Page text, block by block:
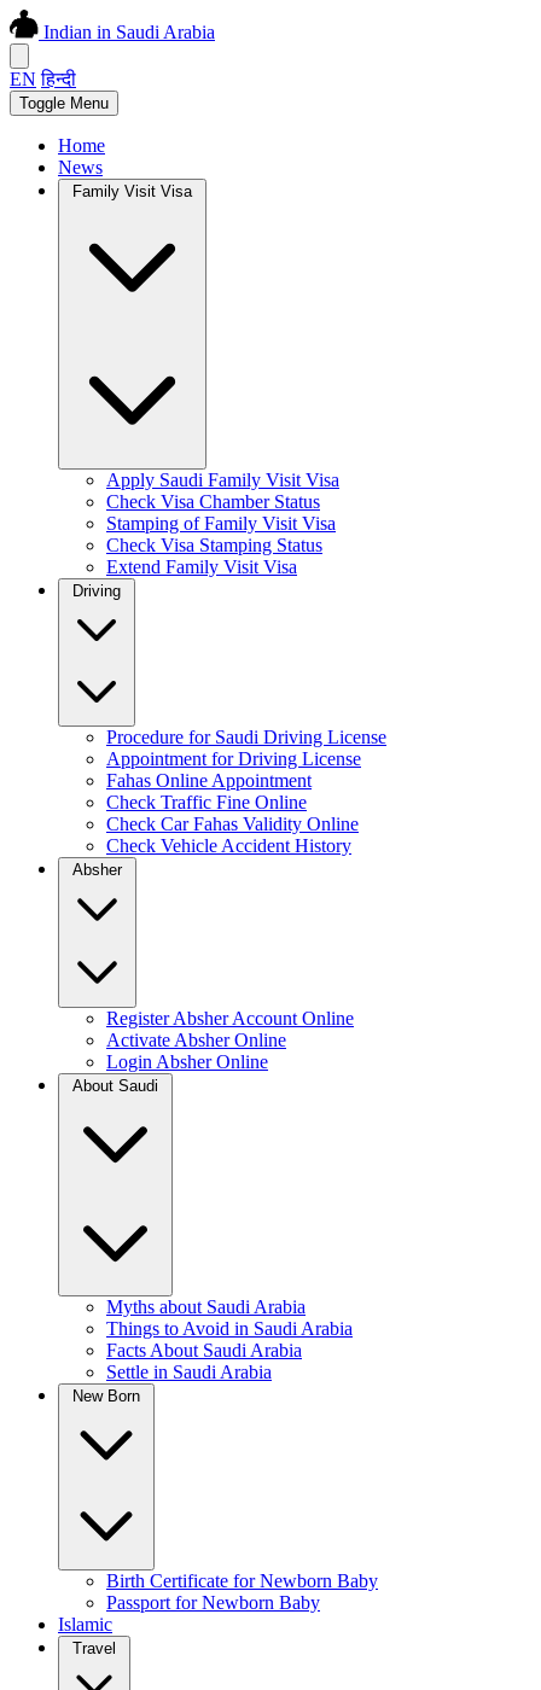
Indian in Saudi Arabia
EN हिन्दी
Toggle Menu
Home
News
Family Visit Visa
Apply Saudi Family Visit Visa
Check Visa Chamber Status
Stamping of Family Visit Visa
Check Visa Stamping Status
Extend Family Visit Visa
Procedure for Saudi Driving License
Appointment for Driving License
Fahas Online Appointment
Check Traffic Fine Online
Check Car Fahas Validity Online
Check Vehicle Accident History
Absher
Register Absher Account Online
Activate Absher Online
Login Absher Online
Myths about Saudi Arabia
Things to Avoid in Saudi Arabia
Facts About Saudi Arabia
Settle in Saudi Arabia
Birth Certificate for Newborn Baby
Passport for Newborn Baby
Islamic